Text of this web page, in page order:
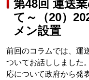
第48回 運送
て～（20）
メン設置
前回のコラムでは、運
ついてお話ししました
応について政府から発